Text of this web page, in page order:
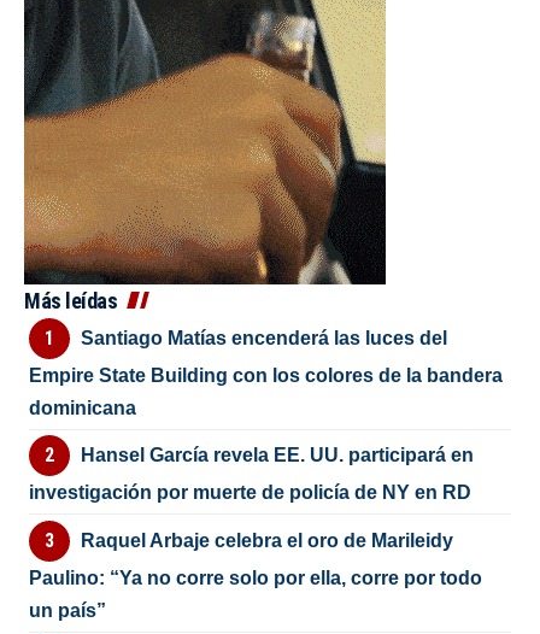
Más leídas
Santiago Matías encenderá las luces del
Empire State Building con los colores de la bandera
dominicana
Hansel García revela EE. UU. participará en
investigación por muerte de policía de NY en RD
Raquel Arbaje celebra el oro de Marileidy
Paulino: “Ya no corre solo por ella, corre por todo
un país”